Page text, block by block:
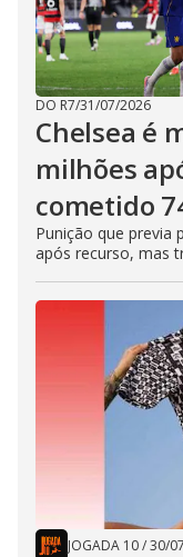
DO R7/31/07/2026
Chelsea é
milhões
cometido
Punição que previa
após recurso, mas
JOGADA 10/30/